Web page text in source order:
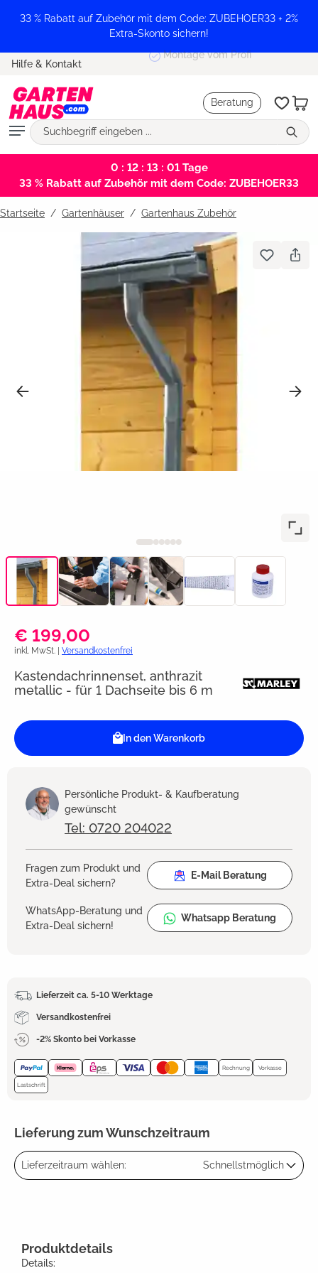
springen
33 % Rabatt auf Zubehör mit dem Code: ZUBEHOER33 + 2%
Extra-Skonto sichern!
Hilfe & Kontakt Montage vom Profi
Beratung
0 : 12 : 13 : 00 Tage
33 % Rabatt auf Zubehör mit dem Code: ZUBEHOER33
Startseite Gartenhäuser / Gartenhaus Zubehör
Bildergalerie überspringen
€ 199,00
inkl. MwSt. | Versandkostenfrei
Kastendachrinnenset, anthrazit
metallic - für 1 Dachseite bis 6 m
In den Warenkorb
Persönliche Produkt- & Kaufberatung
gewünscht
Tel: 0720 204022
Fragen zum Produkt und
Extra-Deal sichern?
E-Mail Beratung
WhatsApp-Beratung und
Extra-Deal sichern!
Whatsapp Beratung
Lieferzeit ca. 5-10 Werktage
Versandkostenfrei
-2% Skonto bei Vorkasse
Rechnung Vorkasse
Lastschrift
Lieferung zum Wunschzeitraum
Lieferzeitraum wählen: Schnellstmöglich
Produktdetails
Details: